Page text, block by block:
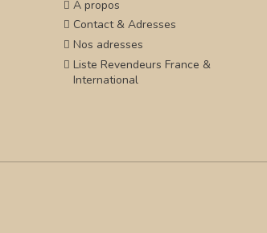
À propos
Contact & Adresses
Nos adresses
Liste Revendeurs France &
International